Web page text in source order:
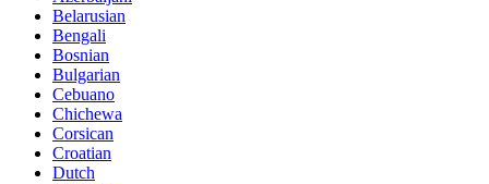
Belarusian
Bengali
Bosnian
Bulgarian
Cebuano
Chichewa
Corsican
Croatian
Dutch